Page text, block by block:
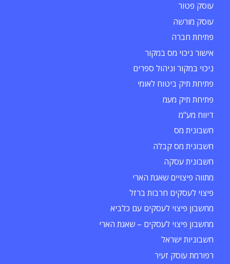
עוסק פטור
עוסק מורשה
פתיחת חברה
אישור ניכוי מס במקור
ניכוי במקור וניהול ספרים
פתיחת תיק ביטוח לאומי
פתיחת תיק מעמ
דיווח מע"מ
חשבונית מס
חשבונית מס קבלה
חשבונית עסקה
מתווה פיצויים שאגת הארי
פיצוי לעסקים חרבות ברזל
מחשבון פיצוי לעסקים עם כלביא
מחשבון פיצוי לעסקים – שאגת הארי
חשבוניות ישראל
רפורמת עוסק זעיר